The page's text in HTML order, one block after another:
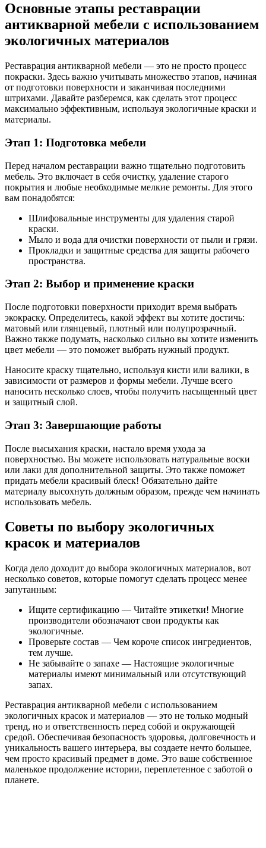
Основные этапы реставрации
антикварной мебели с использованием
экологичных материалов
Реставрация антикварной мебели — это не просто процесс
покраски. Здесь важно учитывать множество этапов, начиная
от подготовки поверхности и заканчивая последними
штрихами. Давайте разберемся, как сделать этот процесс
максимально эффективным, используя экологичные краски и
материалы.
Этап 1: Подготовка мебели
Перед началом реставрации важно тщательно подготовить
мебель. Это включает в себя очистку, удаление старого
покрытия и любые необходимые мелкие ремонты. Для этого
вам понадобятся:
Шлифовальные инструменты для удаления старой
краски.
Мыло и вода для очистки поверхности от пыли и грязи.
Прокладки и защитные средства для защиты рабочего
пространства.
Этап 2: Выбор и применение краски
После подготовки поверхности приходит время выбрать
экокраску. Определитесь, какой эффект вы хотите достичь:
матовый или глянцевый, плотный или полупрозрачный.
Важно также подумать, насколько сильно вы хотите изменить
цвет мебели — это поможет выбрать нужный продукт.
Наносите краску тщательно, используя кисти или валики, в
зависимости от размеров и формы мебели. Лучше всего
наносить несколько слоев, чтобы получить насыщенный цвет
и защитный слой.
Этап 3: Завершающие работы
После высыхания краски, настало время ухода за
поверхностью. Вы можете использовать натуральные воски
или лаки для дополнительной защиты. Это также поможет
придать мебели красивый блеск! Обязательно дайте
материалу высохнуть должным образом, прежде чем начинать
использовать мебель.
Советы по выбору экологичных
красок и материалов
Когда дело доходит до выбора экологичных материалов, вот
несколько советов, которые помогут сделать процесс менее
запутанным:
Ищите сертификацию — Читайте этикетки! Многие
производители обозначают свои продукты как
экологичные.
Проверьте состав — Чем короче список ингредиентов,
тем лучше.
Не забывайте о запахе — Настоящие экологичные
материалы имеют минимальный или отсутствующий
запах.
Реставрация антикварной мебели с использованием
экологичных красок и материалов — это не только модный
тренд, но и ответственность перед собой и окружающей
средой. Обеспечивая безопасность здоровья, долговечность и
уникальность вашего интерьера, вы создаете нечто большее,
чем просто красивый предмет в доме. Это ваше собственное
маленькое продолжение истории, переплетенное с заботой о
планете.